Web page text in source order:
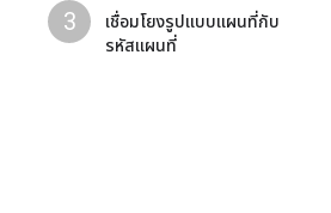
3
เชื่อมโยงรูปแบบแผนที่กับ
รหัสแผนที่